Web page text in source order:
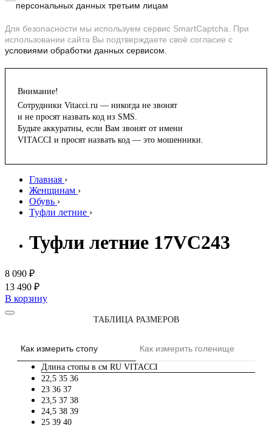
персональных данных третьим лицам
Для безопасности мы используем сервис SmartCaptcha. При
использовании сайта Вы подтверждаете своё согласие с
условиями обработки данных сервисом.
Внимание!
Сотрудники Vitacci.ru — никогда не звонят
и не просят назвать код из SMS.
Будьте аккуратны, если Вам звонят от имени
VITACCI и просят назвать код — это мошенники.
Главная ›
Женщинам ›
Обувь ›
Туфли летние ›
Туфли летние 17VC243
8 090 ₽
13 490 ₽
В корзину
ТАБЛИЦА РАЗМЕРОВ
Как измерить стопу Как измерить голенище
Длина стопы в см RU VITACCI
22,5 35 36
23 36 37
23,5 37 38
24,5 38 39
25 39 40